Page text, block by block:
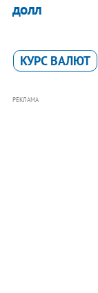
долл
КУРС ВАЛЮТ
РЕКЛАМА